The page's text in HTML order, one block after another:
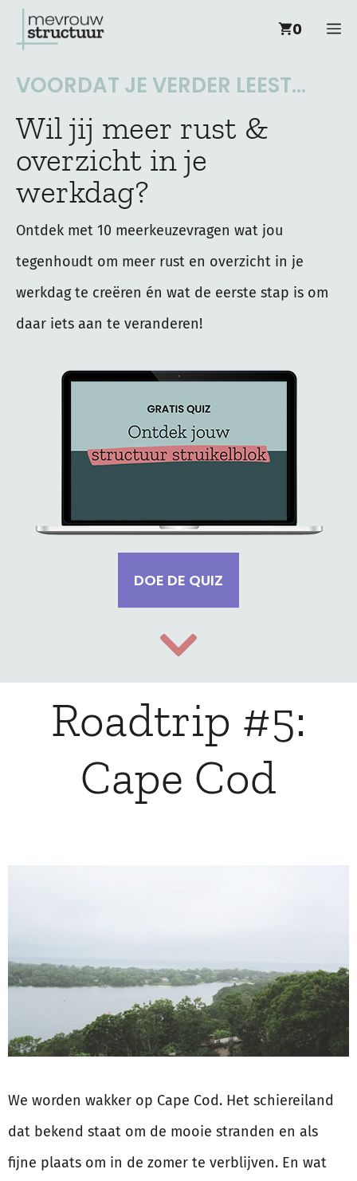
naar
0
VOORDAT JE VERDER LEEST...
Wil jij meer rust &
overzicht in je
werkdag?
Ontdek met 10 meerkeuzevragen wat jou
tegenhoudt om meer rust en overzicht in je
werkdag te creëren én wat de eerste stap is om
daar iets aan te veranderen!
DOE DE QUIZ
Roadtrip #5:
Cape Cod
We worden wakker op Cape Cod. Het schiereiland
dat bekend staat om de mooie stranden en als
fijne plaats om in de zomer te verblijven. En wat